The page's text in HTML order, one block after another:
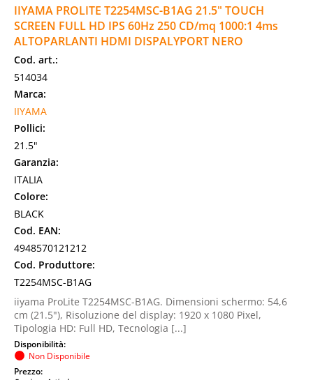
IIYAMA PROLITE T2254MSC-B1AG 21.5" TOUCH
SCREEN FULL HD IPS 60Hz 250 CD/mq 1000:1 4ms
ALTOPARLANTI HDMI DISPALYPORT NERO
Cod. art.:
514034
Marca:
IIYAMA
Pollici:
21.5"
Garanzia:
ITALIA
Colore:
BLACK
Cod. EAN:
4948570121212
Cod. Produttore:
T2254MSC-B1AG
iiyama ProLite T2254MSC-B1AG. Dimensioni schermo: 54,6
cm (21.5"), Risoluzione del display: 1920 x 1080 Pixel,
Tipologia HD: Full HD, Tecnologia [...]
Disponibilità:
Non Disponibile
Prezzo: